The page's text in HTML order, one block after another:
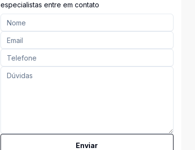
especialistas entre em contato
Enviar